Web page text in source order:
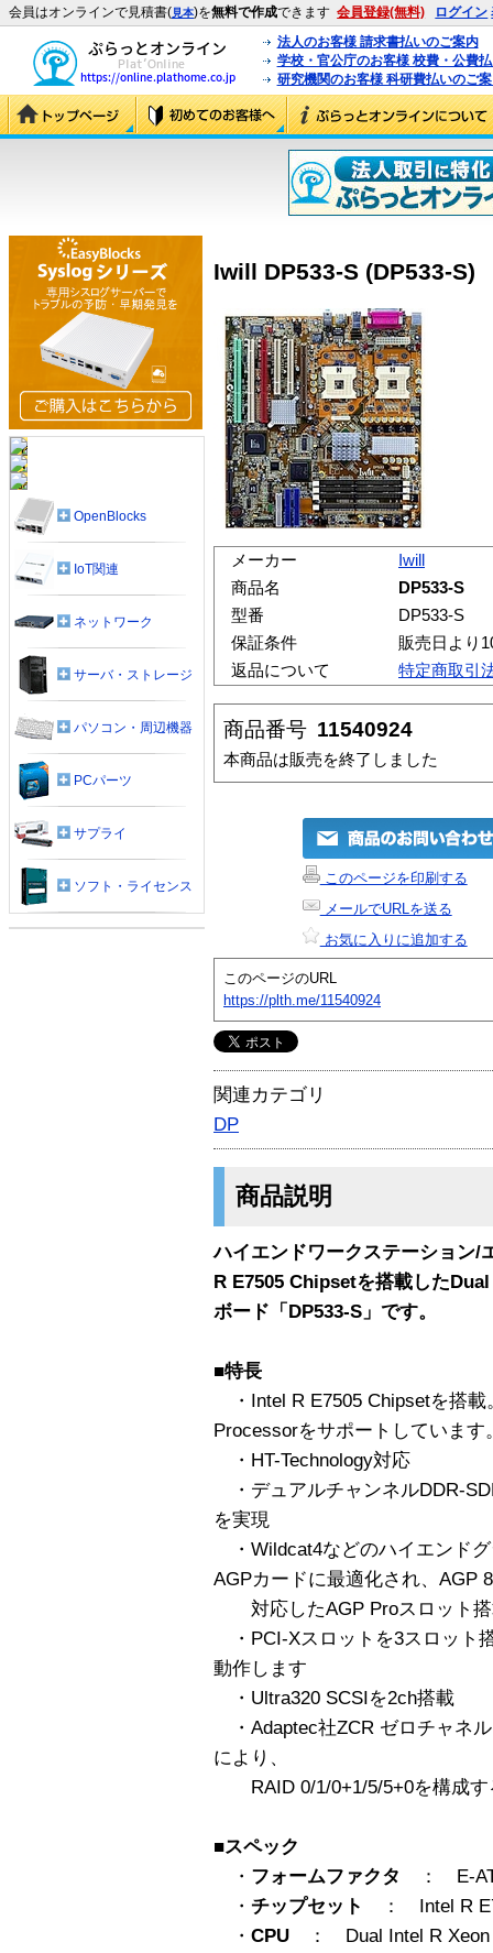
会員はオンラインで見積書(見本)を無料で作成できます 会員登録(無料) ログイン
法人のお客様 請求書払いのご案内
学校・官公庁のお客様 校費・公費
研究機関のお客様 科研費払いのご
Iwill DP533-S (DP533-S)
メーカー
Iwill
商品名
DP533-S
型番
DP533-S
保証条件
販売日より
返品について
特定商取引
商品番号 11540924
本商品は販売を終了しました
このページを印刷する
メールでURLを送る
お気に入りに追加する
このページのURL
https://plth.me/11540924
関連カテゴリ
DP
商品説明
ハイエンドワークステーション/
R E7505 Chipsetを搭載した
ボード「DP533-S」です。
■特長
・Intel R E7505 Chipsetを搭載
Processorをサポートしています
・HT-Technology対応
・デュアルチャンネルDDR-
を実現
・Wildcat4などのハイエンド
AGPカードに最適化され、AGP
対応したAGP Proスロット
・PCI-Xスロットを3スロット
動作します
・Ultra320 SCSIを2ch搭載
・Adaptec社ZCR ゼロチャネ
により、
RAID 0/1/0+1/5/5+0を構成す
■スペック
・ フォームファクタ
： E-
・ チップセット
： Intel R
・ CPU ： Dual Intel R Xeon
OpenBlocks
IoT関連
ネットワーク
サーバ・ストレージ
パソコン・周辺機器
PCパーツ
サプライ
ソフト・ライセンス